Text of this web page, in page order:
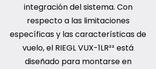
integración del sistema. Con
respecto a las limitaciones
específicas y las características de
vuelo, el RIEGL VUX-1LR²² está
diseñado para montarse en